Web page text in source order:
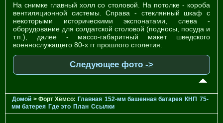
На снимке главный холл со столовой. На потолке - короба
вентиляционной системы. Справа - стеклянный шкаф с
некоторыми историческими экспонатами, слева -
оборудование для солдатской столовой (подносы, посуда и
т.п.), далее - массо-габаритный макет шведского
военнослужащего 80-х гг прошлого столетия.
Следующее фото ->
Домой > Форт Хёмсо: Главная 152-мм башенная батарея КНП 75-
мм батерея Где это План Ссылки